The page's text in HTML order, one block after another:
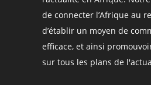
de connecter l’Afrique au
d’établir un moyen de
efficace, et ainsi
sur tous les plans de